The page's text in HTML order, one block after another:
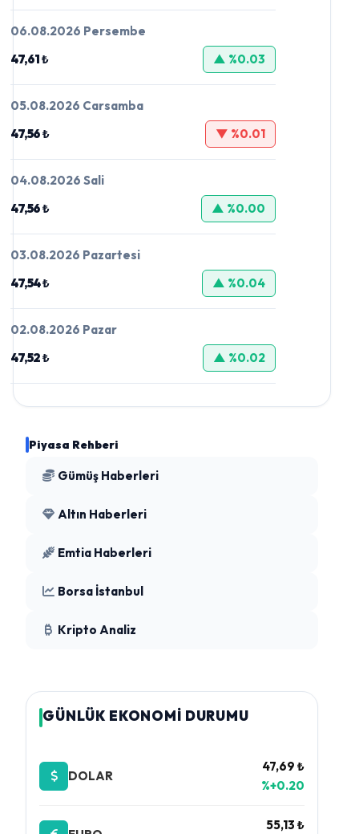
06.08.2026 Persembe
47,61 ₺
▲ %0.03
05.08.2026 Carsamba
47,56 ₺
▼ %0.01
04.08.2026 Sali
47,56 ₺
▲ %0.00
03.08.2026 Pazartesi
47,54 ₺
▲ %0.04
02.08.2026 Pazar
47,52 ₺
▲ %0.02
Piyasa Rehberi
Gümüş Haberleri
Altın Haberleri
Emtia Haberleri
Borsa İstanbul
Kripto Analiz
GÜNLÜK EKONOMİ DURUMU
DOLAR
47,69 ₺
%+0.20
55,13 ₺